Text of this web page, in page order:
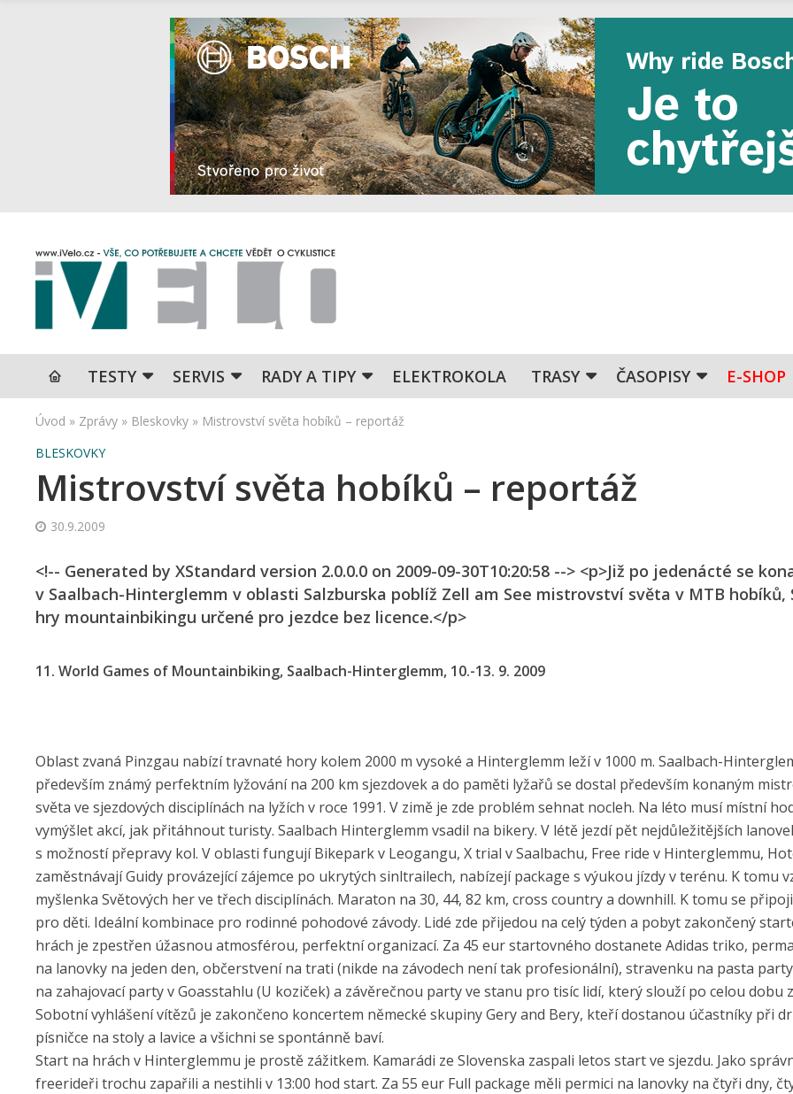
TESTY SERVIS RADY A TIPY ELEKTROKOLA TRASY ČASOPISY E-SHOP
Úvod » Zprávy » Bleskovky » Mistrovství světa hobíků – reportáž
BLESKOVKY
Mistrovství světa hobíků – reportáž
30.9.2009
<!-- Generated by XStandard version 2.0.0.0 on 2009-09-30T10:20:58 --> <p>Již po jedenácté se
v Saalbach-Hinterglemm v oblasti Salzburska poblíž Zell am See mistrovství světa v MTB hobíků,
hry mountainbikingu určené pro jezdce bez licence.</p>
11. World Games of Mountainbiking, Saalbach-Hinterglemm, 10.-13. 9. 2009
Oblast zvaná Pinzgau nabízí travnaté hory kolem 2000 m vysoké a Hinterglemm leží v 1000 m. Saalbach-
především známý perfektním lyžování na 200 km sjezdovek a do paměti lyžařů se dostal především konaným
světa ve sjezdových disciplínách na lyžích v roce 1991. V zimě je zde problém sehnat nocleh. Na léto musí místní
vymýšlet akcí, jak přitáhnout turisty. Saalbach Hinterglemm vsadil na bikery. V létě jezdí pět nejdůležitějších
s možností přepravy kol. V oblasti fungují Bikepark v Leogangu, X trial v Saalbachu, Free ride v Hinterglemmu,
zaměstnávají Guidy provázející zájemce po ukrytých sinltrailech, nabízejí package s výukou jízdy v terénu. K tomu
myšlenka Světových her ve třech disciplínách. Maraton na 30, 44, 82 km, cross country a downhill. K tomu se
pro děti. Ideální kombinace pro rodinné pohodové závody. Lidé zde přijedou na celý týden a pobyt zakončený
hrách je zpestřen úžasnou atmosférou, perfektní organizací. Za 45 eur startovného dostanete Adidas triko,
na lanovky na jeden den, občerstvení na trati (nikde na závodech není tak profesionální), stravenku na pasta
na zahajovací party v Goasstahlu (U koziček) a závěrečnou party ve stanu pro tisíc lidí, který slouží po celou dobu
Sobotní vyhlášení vítězů je zakončeno koncertem německé skupiny Gery and Bery, kteří dostanou účastníky při
písničce na stoly a lavice a všichni se spontánně baví.
Start na hrách v Hinterglemmu je prostě zážitkem. Kamarádi ze Slovenska zaspali letos start ve sjezdu. Jako
freerideři trochu zapařili a nestihli v 13:00 hod start. Za 55 eur Full package měli permici na lanovky na čtyři dny,